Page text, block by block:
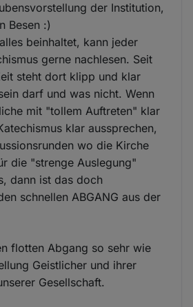
der Institution,
Besen :)
beinhaltet, kann jeder
gerne nachlesen. Seit
steht dort klipp und klar
darf und was nicht. Wenn
mit "tollem Auftreten" klar
klar aussprechen,
wo die Kirche
die "strenge Auslegung"
dann ist das doch
schnellen ABGANG aus der
flotten Abgang so sehr wie
Geistlicher und ihrer
Gesellschaft.